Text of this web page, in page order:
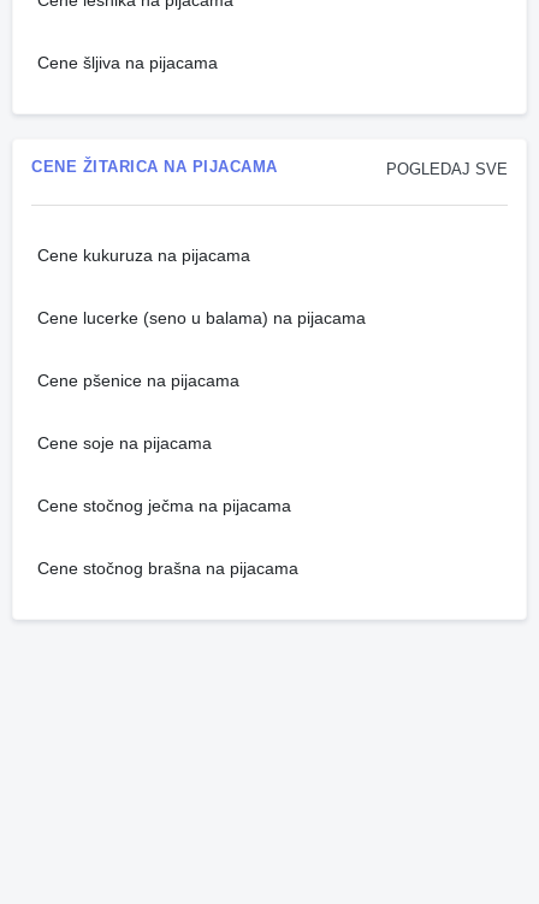
Cene šljiva na pijacama
POGLEDAJ SVE
CENE ŽITARICA NA PIJACAMA
Cene kukuruza na pijacama
Cene lucerke (seno u balama) na pijacama
Cene pšenice na pijacama
Cene soje na pijacama
Cene stočnog ječma na pijacama
Cene stočnog brašna na pijacama